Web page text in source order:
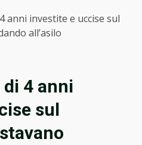
anni investite e uccise sul
all’asilo
4 anni
sul